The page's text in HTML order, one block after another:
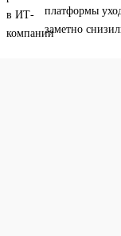
платформы
заметно